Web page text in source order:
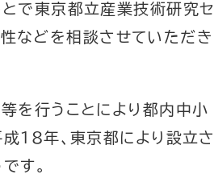
東京都立産業技術研究セ
などを相談させていただき
を行うことにより都内中小
18年、東京都により設立さ
す。